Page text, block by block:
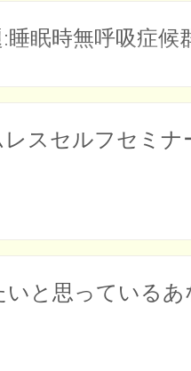
眠時無呼吸症候
スセルフセミナ
いと思っている